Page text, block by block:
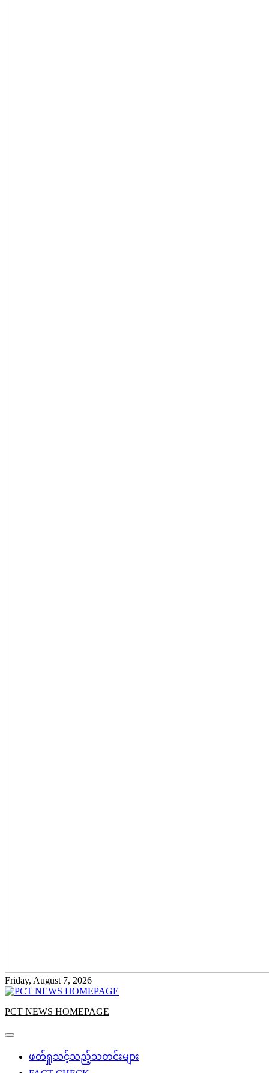
Friday, August 7, 2026
PCT NEWS HOMEPAGE
ဖတ်ရှုသင့်သည့်သတင်းများ